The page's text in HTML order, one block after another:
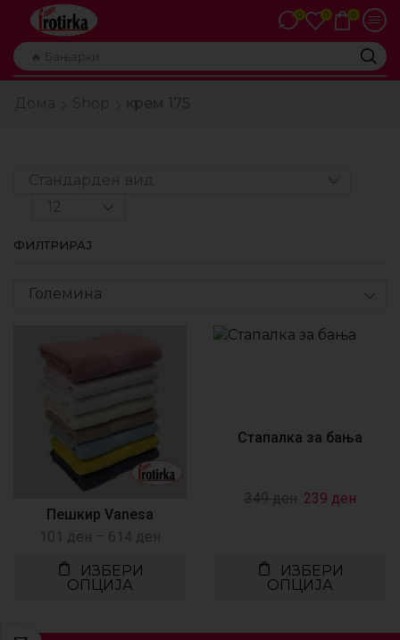
🔥 Бањарки
0 0 0
ФИЛТРИРАЈ
Големина
Пешкир Vanesa
101 ден – 614 ден
ИЗБЕРИ
ОПЦИЈА
Стапалка за бања
349ден 239 ден
ИЗБЕРИ
ОПЦИЈА